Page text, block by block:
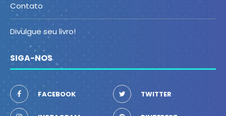
Contato
Divulgue seu livro!
SIGA-NOS
FACEBOOK TWITTER